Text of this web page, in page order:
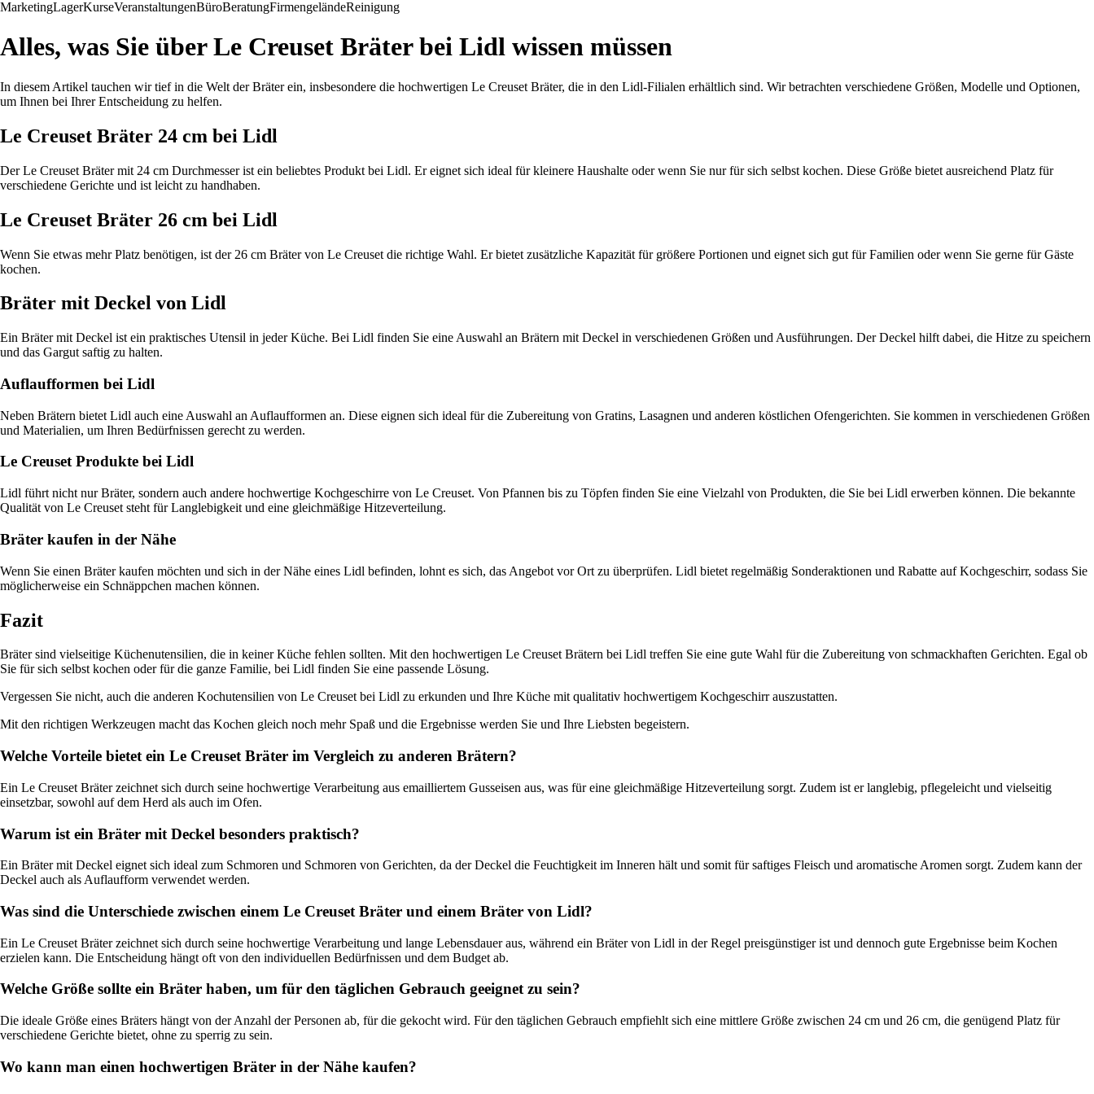
MarketingLagerKurseVeranstaltungenBüroBeratungFirmengeländeReinigung
Alles, was Sie über Le Creuset Bräter bei Lidl wissen müssen
In diesem Artikel tauchen wir tief in die Welt der Bräter ein, insbesondere die hochwertigen Le Creuset Bräter, die in den Lidl-Filialen erhältlich sind. Wir betrachten verschiedene Größen, Modelle und Optionen,
um Ihnen bei Ihrer Entscheidung zu helfen.
Le Creuset Bräter 24 cm bei Lidl
Der Le Creuset Bräter mit 24 cm Durchmesser ist ein beliebtes Produkt bei Lidl. Er eignet sich ideal für kleinere Haushalte oder wenn Sie nur für sich selbst kochen. Diese Größe bietet ausreichend Platz für
verschiedene Gerichte und ist leicht zu handhaben.
Le Creuset Bräter 26 cm bei Lidl
Wenn Sie etwas mehr Platz benötigen, ist der 26 cm Bräter von Le Creuset die richtige Wahl. Er bietet zusätzliche Kapazität für größere Portionen und eignet sich gut für Familien oder wenn Sie gerne für Gäste
kochen.
Bräter mit Deckel von Lidl
Ein Bräter mit Deckel ist ein praktisches Utensil in jeder Küche. Bei Lidl finden Sie eine Auswahl an Brätern mit Deckel in verschiedenen Größen und Ausführungen. Der Deckel hilft dabei, die Hitze zu speichern
und das Gargut saftig zu halten.
Auflaufformen bei Lidl
Neben Brätern bietet Lidl auch eine Auswahl an Auflaufformen an. Diese eignen sich ideal für die Zubereitung von Gratins, Lasagnen und anderen köstlichen Ofengerichten. Sie kommen in verschiedenen Größen
und Materialien, um Ihren Bedürfnissen gerecht zu werden.
Le Creuset Produkte bei Lidl
Lidl führt nicht nur Bräter, sondern auch andere hochwertige Kochgeschirre von Le Creuset. Von Pfannen bis zu Töpfen finden Sie eine Vielzahl von Produkten, die Sie bei Lidl erwerben können. Die bekannte
Qualität von Le Creuset steht für Langlebigkeit und eine gleichmäßige Hitzeverteilung.
Bräter kaufen in der Nähe
Wenn Sie einen Bräter kaufen möchten und sich in der Nähe eines Lidl befinden, lohnt es sich, das Angebot vor Ort zu überprüfen. Lidl bietet regelmäßig Sonderaktionen und Rabatte auf Kochgeschirr, sodass Sie
möglicherweise ein Schnäppchen machen können.
Fazit
Bräter sind vielseitige Küchenutensilien, die in keiner Küche fehlen sollten. Mit den hochwertigen Le Creuset Brätern bei Lidl treffen Sie eine gute Wahl für die Zubereitung von schmackhaften Gerichten. Egal ob
Sie für sich selbst kochen oder für die ganze Familie, bei Lidl finden Sie eine passende Lösung.
Vergessen Sie nicht, auch die anderen Kochutensilien von Le Creuset bei Lidl zu erkunden und Ihre Küche mit qualitativ hochwertigem Kochgeschirr auszustatten.
Mit den richtigen Werkzeugen macht das Kochen gleich noch mehr Spaß und die Ergebnisse werden Sie und Ihre Liebsten begeistern.
Welche Vorteile bietet ein Le Creuset Bräter im Vergleich zu anderen Brätern?
Ein Le Creuset Bräter zeichnet sich durch seine hochwertige Verarbeitung aus emailliertem Gusseisen aus, was für eine gleichmäßige Hitzeverteilung sorgt. Zudem ist er langlebig, pflegeleicht und vielseitig
einsetzbar, sowohl auf dem Herd als auch im Ofen.
Warum ist ein Bräter mit Deckel besonders praktisch?
Ein Bräter mit Deckel eignet sich ideal zum Schmoren und Schmoren von Gerichten, da der Deckel die Feuchtigkeit im Inneren hält und somit für saftiges Fleisch und aromatische Aromen sorgt. Zudem kann der
Deckel auch als Auflaufform verwendet werden.
Was sind die Unterschiede zwischen einem Le Creuset Bräter und einem Bräter von Lidl?
Ein Le Creuset Bräter zeichnet sich durch seine hochwertige Verarbeitung und lange Lebensdauer aus, während ein Bräter von Lidl in der Regel preisgünstiger ist und dennoch gute Ergebnisse beim Kochen
erzielen kann. Die Entscheidung hängt oft von den individuellen Bedürfnissen und dem Budget ab.
Welche Größe sollte ein Bräter haben, um für den täglichen Gebrauch geeignet zu sein?
Die ideale Größe eines Bräters hängt von der Anzahl der Personen ab, für die gekocht wird. Für den täglichen Gebrauch empfiehlt sich eine mittlere Größe zwischen 24 cm und 26 cm, die genügend Platz für
verschiedene Gerichte bietet, ohne zu sperrig zu sein.
Wo kann man einen hochwertigen Bräter in der Nähe kaufen?